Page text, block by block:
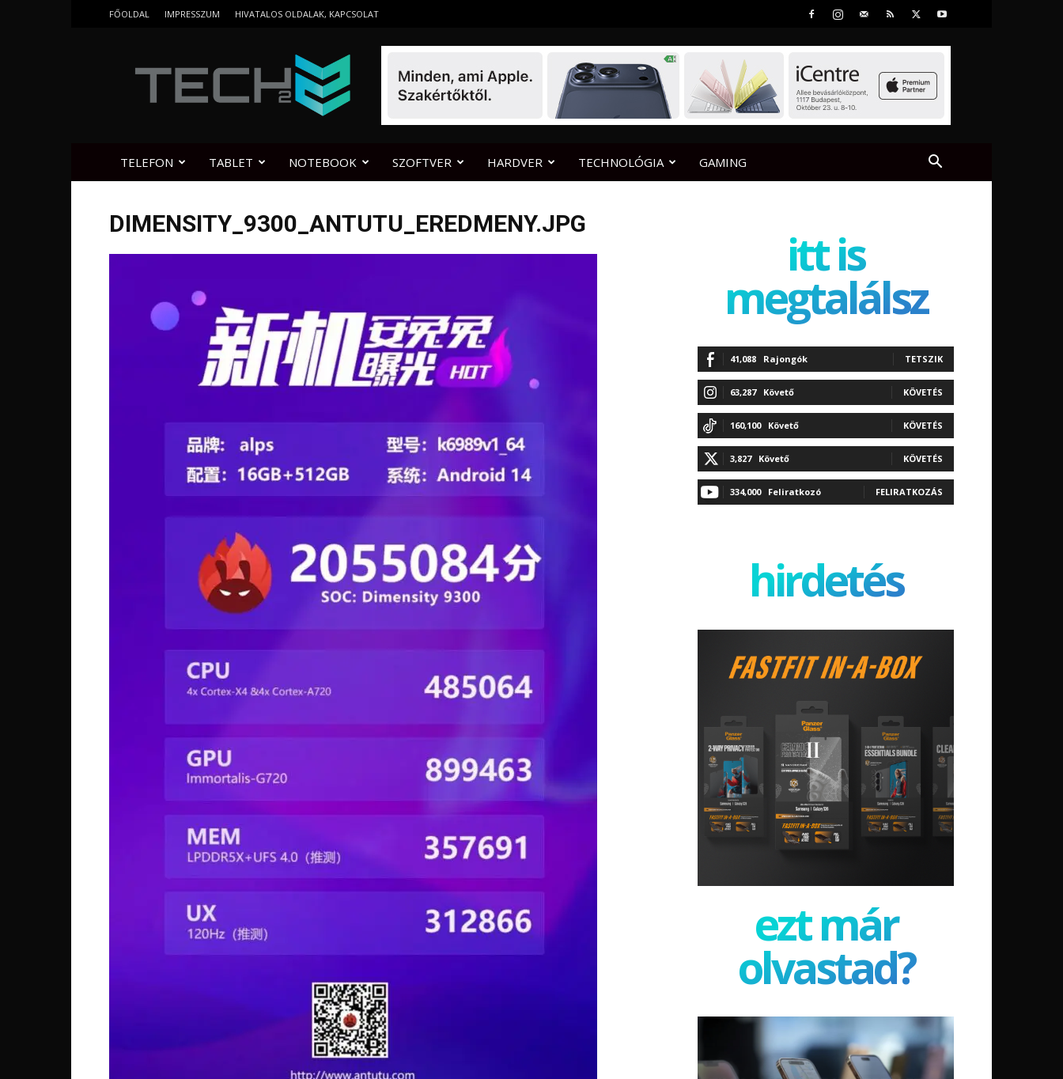
FŐOLDAL IMPRESSZUM HIVATALOS OLDALAK, KAPCSOLAT
TELEFON TABLET NOTEBOOK SZOFTVER HARDVER TECHNOLÓGIA GAMING
DIMENSITY_9300_ANTUTU_EREDMENY.JPG
itt is
megtalálsz
41,088 Rajongók TETSZIK
63,287 Követő KÖVETÉS
160,100 Követő KÖVETÉS
3,827 Követő KÖVETÉS
334,000 Feliratkozó FELIRATKOZÁS
hirdetés
ezt már
olvastad?